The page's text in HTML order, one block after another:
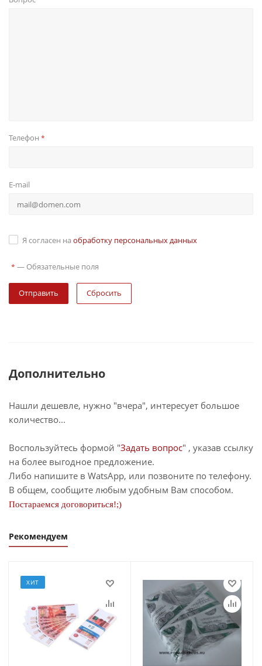
Телефон *
E-mail
Я согласен на обработку персональных данных
* — Обязательные поля
Сбросить
Дополнительно
Нашли дешевле, нужно "вчера", интересует большое
количество...
Воспользуйтесь формой "Задать вопрос" , указав ссылку
на более выгодное предложение.
Либо напишите в WatsApp, или позвоните по телефону.
В общем, сообщите любым удобным Вам способом.
Постараемся договориться!;)
Рекомендуем
ХИТ